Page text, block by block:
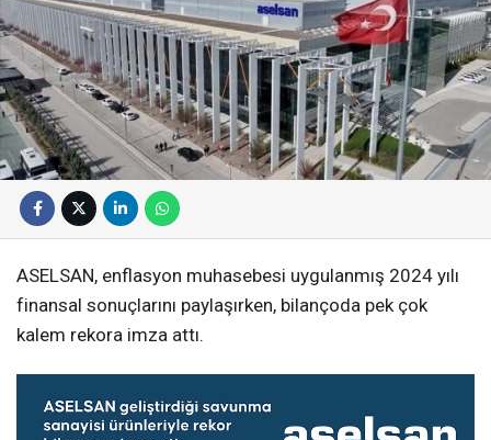
ASELSAN, enflasyon muhasebesi uygulanmış 2024 yılı
finansal sonuçlarını paylaşırken, bilançoda pek çok
kalem rekora imza attı.